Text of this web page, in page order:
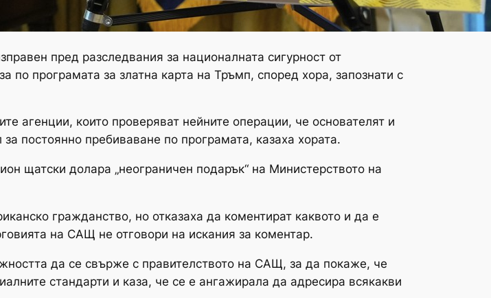
пред разследвания за националната сигурност от
по програмата за златна карта на Тръмп, според хора, запознати с
агенции, които проверяват нейните операции, че основателят и
постоянно пребиваване по програмата, казаха хората.
щатски долара „неограничен подарък“ на Министерството на
гражданство, но отказаха да коментират каквото и да е
на САЩ не отговори на искания за коментар.
да се свърже с правителството на САЩ, за да покаже, че
стандарти и каза, че се е ангажирала да адресира всякакви